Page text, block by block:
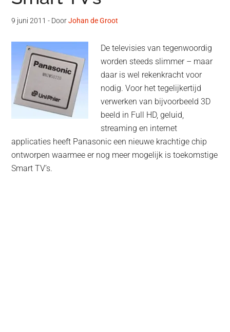
9 juni 2011 - DoorJohan de Groot
De televisies van tegenwoordig
worden steeds slimmer – maar
daar is wel rekenkracht voor
nodig. Voor het tegelijkertijd
verwerken van bijvoorbeeld 3D
beeld in Full HD, geluid,
streaming en internet
applicaties heeft Panasonic een nieuwe krachtige chip
ontworpen waarmee er nog meer mogelijk is toekomstige
Smart TV’s.